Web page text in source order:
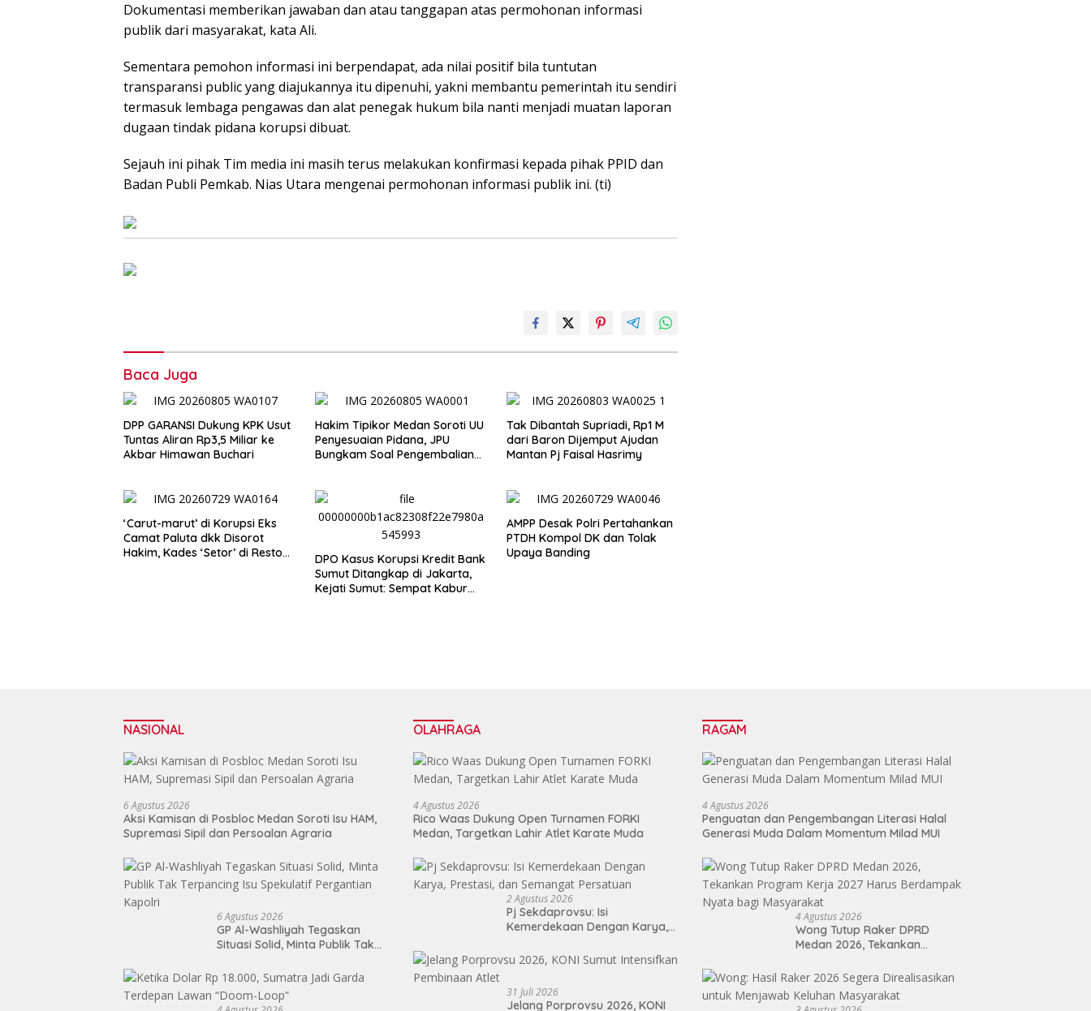
Dokumentasi memberikan jawaban dan atau tanggapan atas permohonan informasi
publik dari masyarakat, kata Ali.
Sementara pemohon informasi ini berpendapat, ada nilai positif bila tuntutan
transparansi public yang diajukannya itu dipenuhi, yakni membantu pemerintah itu sendiri
termasuk lembaga pengawas dan alat penegak hukum bila nanti menjadi muatan laporan
dugaan tindak pidana korupsi dibuat.
Sejauh ini pihak Tim media ini masih terus melakukan konfirmasi kepada pihak PPID dan
Badan Publi Pemkab. Nias Utara mengenai permohonan informasi publik ini. (ti)
Baca Juga
DPP GARANSI Dukung KPK Usut
Tuntas Aliran Rp3,5 Miliar ke
Akbar Himawan Buchari
Hakim Tipikor Medan Soroti UU
Penyesuaian Pidana, JPU
Bungkam Soal Pengembalian
Tak Dibantah Supriadi, Rp1 M
dari Baron Dijemput Ajudan
Mantan Pj Faisal Hasrimy
‘Carut-marut’ di Korupsi Eks
Camat Paluta dkk Disorot
Hakim, Kades ‘Setor’ di Resto
DPO Kasus Korupsi Kredit Bank
Sumut Ditangkap di Jakarta,
Kejati Sumut: Sempat Kabur
AMPP Desak Polri Pertahankan
PTDH Kompol DK dan Tolak
Upaya Banding
NASIONAL
6 Agustus 2026
Aksi Kamisan di Posbloc Medan Soroti Isu HAM,
Supremasi Sipil dan Persoalan Agraria
6 Agustus 2026
GP Al-Washliyah Tegaskan
Situasi Solid, Minta Publik Tak
Pergantian Kapolri
OLAHRAGA
4 Agustus 2026
Rico Waas Dukung Open Turnamen FORKI
Medan, Targetkan Lahir Atlet Karate Muda
2 Agustus 2026
Pj Sekdaprovsu: Isi
Kemerdekaan Dengan Karya,
Persatuan
31 Juli 2026
Jelang Porprovsu 2026, KONI
RAGAM
4 Agustus 2026
Penguatan dan Pengembangan Literasi Halal
Generasi Muda Dalam Momentum Milad MUI
4 Agustus 2026
Wong Tutup Raker DPRD
Medan 2026, Tekankan
Berdampak Nyata bagi
Masyarakat